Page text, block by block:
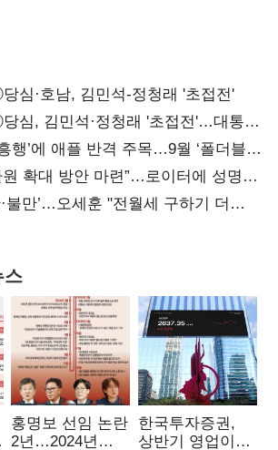
심·호남, 김민석-정청래 '초접전'
심, 김민석·정청래 '초접전'…대통령
로'(종합)
행’에 애플 반격 주목…9월 ‘폴더블
원 확대 방안 마련”…로이터에 성명
불만’…오세훈 "전월세 구하기 더
홍명보 선임 논란
2년…2024년
한국투자증권,
상반기 영업이익